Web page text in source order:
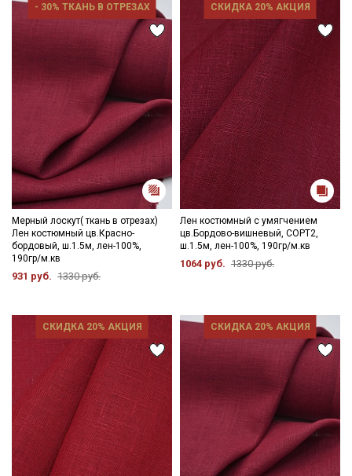
- 30% ТКАНЬ В ОТРЕЗАХ
Мерный лоскут( ткань в отрезах)
Лен костюмный цв.Красно-
бордовый, ш.1.5м, лен-100%,
190гр/м.кв
931 руб. 1330 руб.
СКИДКА 20% АКЦИЯ
Лен костюмный с умягчением
цв.Бордово-вишневый, СОРТ2,
ш.1.5м, лен-100%, 190гр/м.кв
1064 руб. 1330 руб.
СКИДКА 20% АКЦИЯ СКИДКА 20% АКЦИЯ